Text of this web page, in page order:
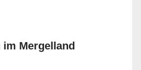
im Mergelland